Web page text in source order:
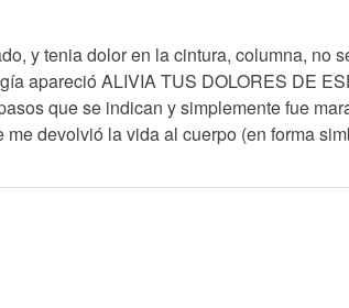
y tenia dolor en la cintura, columna, no
apareció ALIVIA TUS DOLORES DE
que se indican y simplemente fue
devolvió la vida al cuerpo (en forma